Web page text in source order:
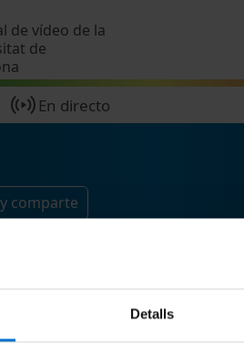
Detalls
de vídeo de la
de
En directo
comparte